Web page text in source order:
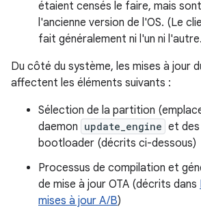
étaient censés le faire, mais
l'ancienne version de l'OS. (Le
fait généralement ni l'un ni
Du côté du système, les mises à jour
affectent les éléments suivants :
Sélection de la partition
daemon update_engine et
bootloader (décrits ci-dessous)
Processus de compilation et
de mise à jour OTA (décrits dans
mises à jour A/B)